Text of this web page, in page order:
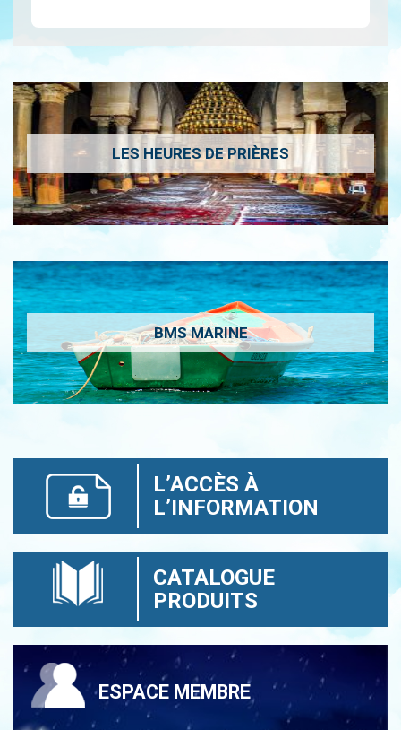
LES HEURES DE PRIÈRES
BMS MARINE
L’ACCÈS À
L’INFORMATION
CATALOGUE
PRODUITS
ESPACE MEMBRE